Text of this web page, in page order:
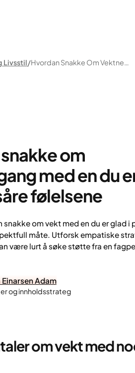
Livsstil Hvordan Snakke Om Vektnedgang Med En Du Er Glad I – Uten Å Såre Følelsene
om
med en du
følelsene
om vekt med en du er glad i
måte. Utforsk empatiske
være lurt å søke støtte fra en
Adam
og innholdsstrateg
om vekt med